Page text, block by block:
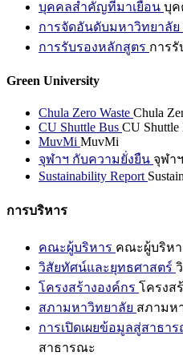
บุคคลสำคัญที่มาเยือน บุค
การจัดอันดับมหาวิทยาลัย
การรับรองหลักสูตร การ
Green University
Chula Zero Waste Chula
CU Shuttle Bus CU Shuttle
MuvMi MuvMi
จุฬาฯ กับความยั่งยืน จุฬา
Sustainability Report
การบริหาร
คณะผู้บริหาร คณะผู้บริหา
วิสัยทัศน์และยุทธศาสตร์
โครงสร้างองค์กร โครงส
สภามหาวิทยาลัย สภามห
การเปิดเผยข้อมูลสู่สาธา
สาธารณะ